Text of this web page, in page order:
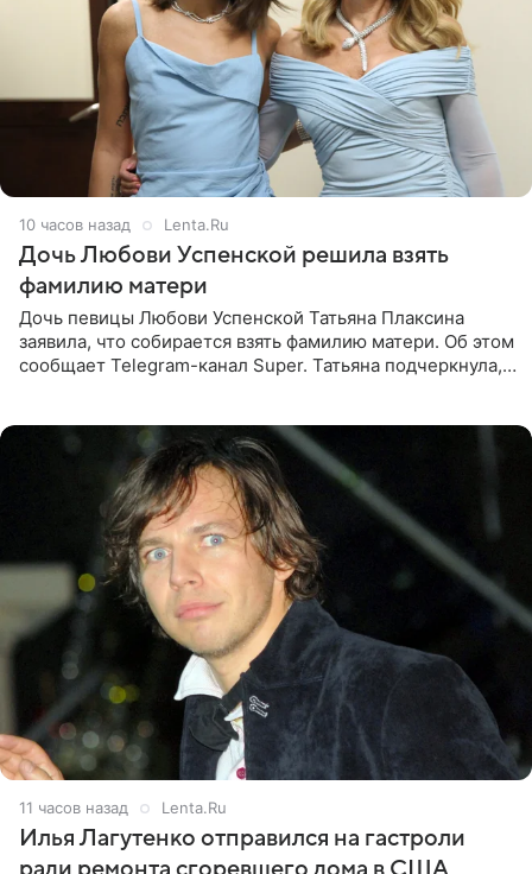
10 часов назад Lenta.Ru
Дочь Любови Успенской решила взять
фамилию матери
Дочь певицы Любови Успенской Татьяна Плаксина
заявила, что собирается взять фамилию матери. Об этом
сообщает Telegram-канал Super. Татьяна подчеркнула,
11 часов назад Lenta.Ru
Илья Лагутенко отправился на гастроли